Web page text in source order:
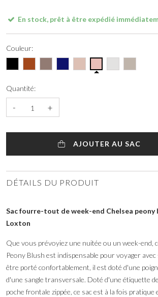
En stock, prêt à être expédié
Couleur:
Quantité:
- +
AJOUTER AU SAC
DÉTAILS DU PRODUIT
Sac fourre-tout de week-end Chelsea peony
Loxton
Que vous prévoyiez une nuitée ou un week-end,
Peony Blush est indispensable pour voyager
être porté confortablement, il est doté d'une
d'une sangle transversale. Doté d'une étiquette
poche frontale zippée, ce sac est à la fois pratique